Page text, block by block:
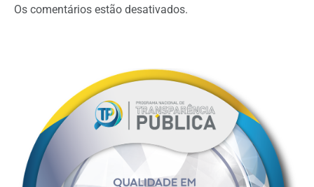
LinkedIn
Os comentários estão desativados.